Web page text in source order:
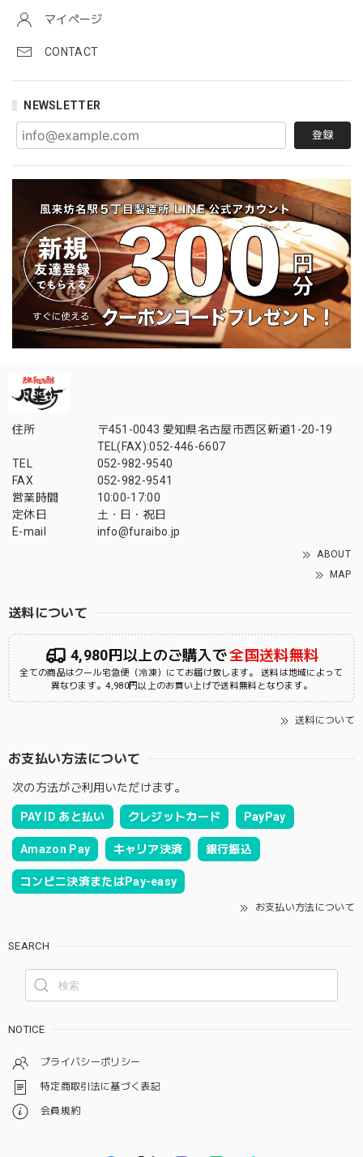
マイページ
CONTACT
NEWSLETTER
登録
住所
〒451-0043 愛知県名古屋市西区新道1-20-19
TEL(FAX):052-446-6607
TEL
052-982-9540
FAX
052-982-9541
営業時間
10:00-17:00
定休日
土・日・祝日
E-mail
info@furaibo.jp
ABOUT
MAP
送料について
4,980円以上のご購入で全国送料無料
全ての商品はクール宅急便（冷凍）にてお届け致します。 送料は地域によって
異なります。4,980円以上のお買い上げで送料無料となります。
送料について
お支払い方法について
次の方法がご利用いただけます。
PAY ID あと払い クレジットカード PayPay
Amazon Pay キャリア決済 銀行振込
コンビニ決済またはPay-easy
お支払い方法について
SEARCH
NOTICE
プライバシーポリシー
特定商取引法に基づく表記
会員規約